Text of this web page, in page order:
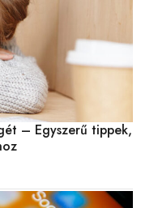
– Egyszerű tippek,